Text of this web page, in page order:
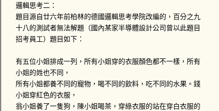
法民眾的輕蔑態度。反正這位警察有沒有取締交通違規，薪水
也不會因此額外增加。 星期一時，打電話給1188-DK號車的駕
駛，對方死都不接電話，傳了四封簡訊也沒回應！星期二晚上
十點多那位承辦警員居然打電話問我說連絡的如何？嚇我一跳
傷害。我來不及問那接下來要怎麼辦。心情鬱悶的我跑去找讀
法律系的學妹，他說發生車禍拍照前一定不能移動車輛，不然
警察沒...
邏輯思考二：
題目源自廿六年前柏林的德國邏輯思考學院改編的，百分之九
十八的測試者無法解題（國內某家半導體設計公司曾以此題目
招考員工）題目如下：
有五位小姐排成一列，所有小姐穿的衣服顏色都不一樣，所有
小姐的姓也不同，
所有小姐都養不同的寵物，喝不同的飲料，吃不同的水果。錢
小姐穿紅色的衣服，
翁小姐養了一隻狗，陳小姐喝茶，穿綠衣服的站在穿白衣服的